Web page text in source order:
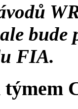
FIA.